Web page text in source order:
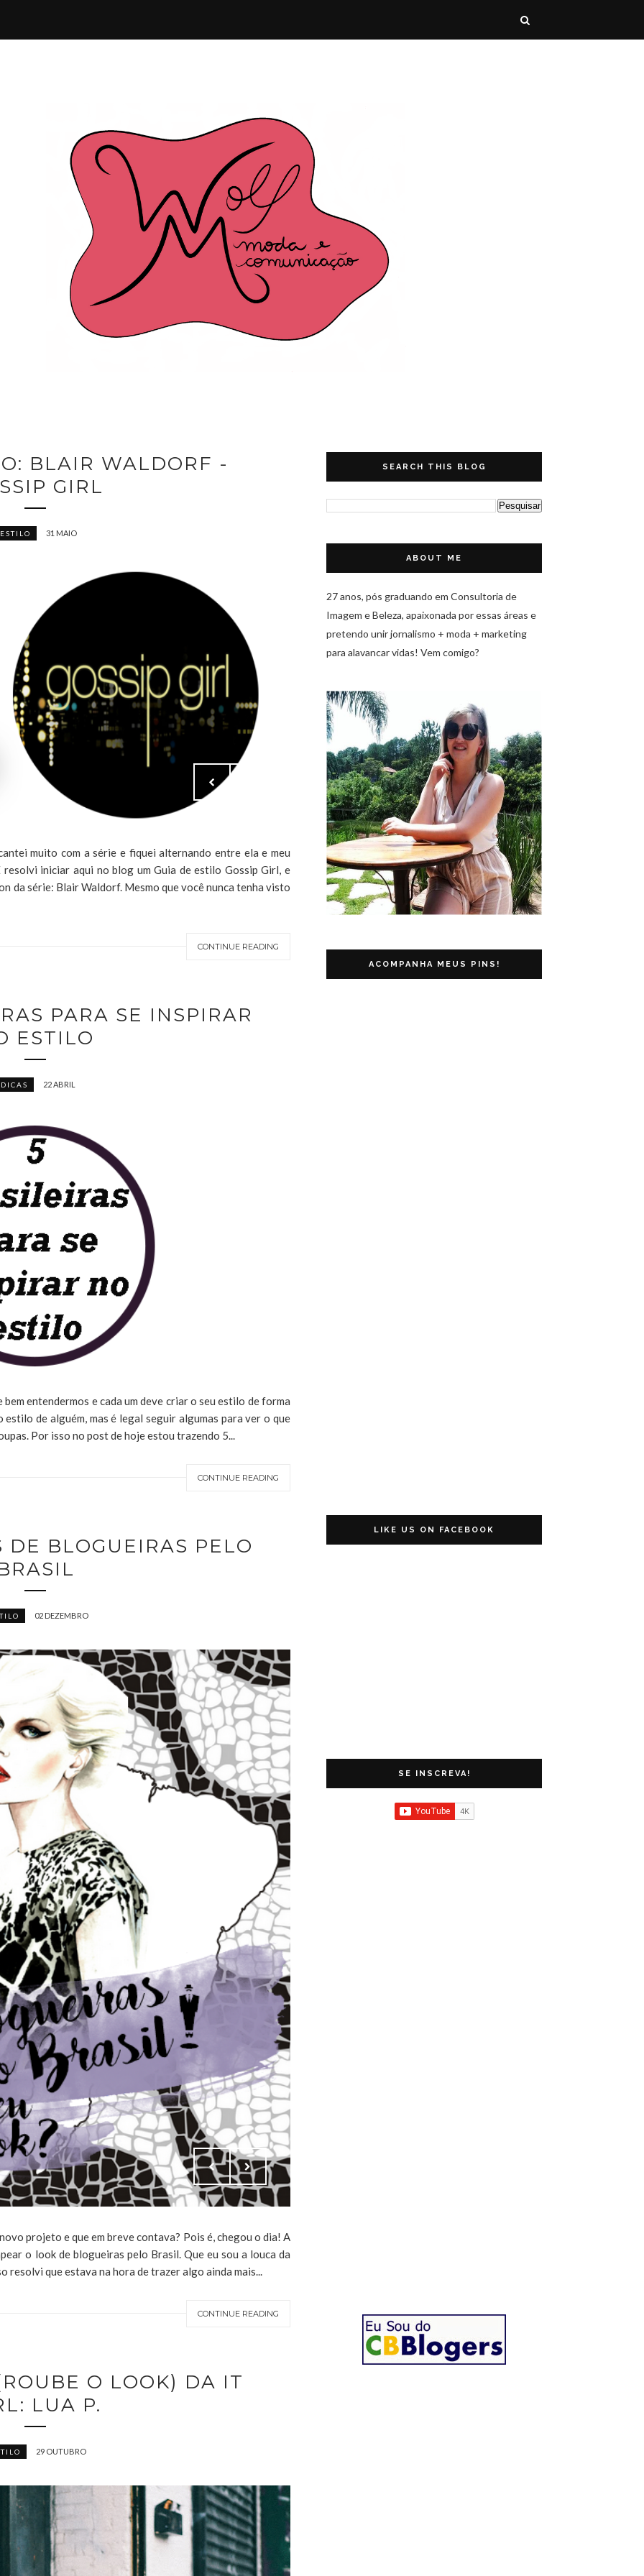
BLAIR WALDORF -
GIRL
ESTILO 31 MAIO
muito com a série e fiquei alternando entre ela e meu
resolvi iniciar aqui no blog um Guia de estilo Gossip Girl, e
da série: Blair Waldorf. Mesmo que você nunca tenha visto
CONTINUE READING
PARA SE INSPIRAR
ESTILO
DICAS 22 ABRIL
entendermos e cada um deve criar o seu estilo de forma
de alguém, mas é legal seguir algumas para ver o que
Por isso no post de hoje estou trazendo 5...
CONTINUE READING
DE BLOGUEIRAS PELO
02 DEZEMBRO
projeto e que em breve contava? Pois é, chegou o dia! A
o look de blogueiras pelo Brasil. Que eu sou a louca da
resolvi que estava na hora de trazer algo ainda mais...
CONTINUE READING
O LOOK) DA IT
LUA P.
29 OUTUBRO
SEARCH THIS BLOG
ABOUT ME
27 anos, pós graduando em Consultoria de
Imagem e Beleza, apaixonada por essas áreas e
pretendo unir jornalismo + moda + marketing
para alavancar vidas! Vem comigo?
ACOMPANHA MEUS PINS!
LIKE US ON FACEBOOK
SE INSCREVA!